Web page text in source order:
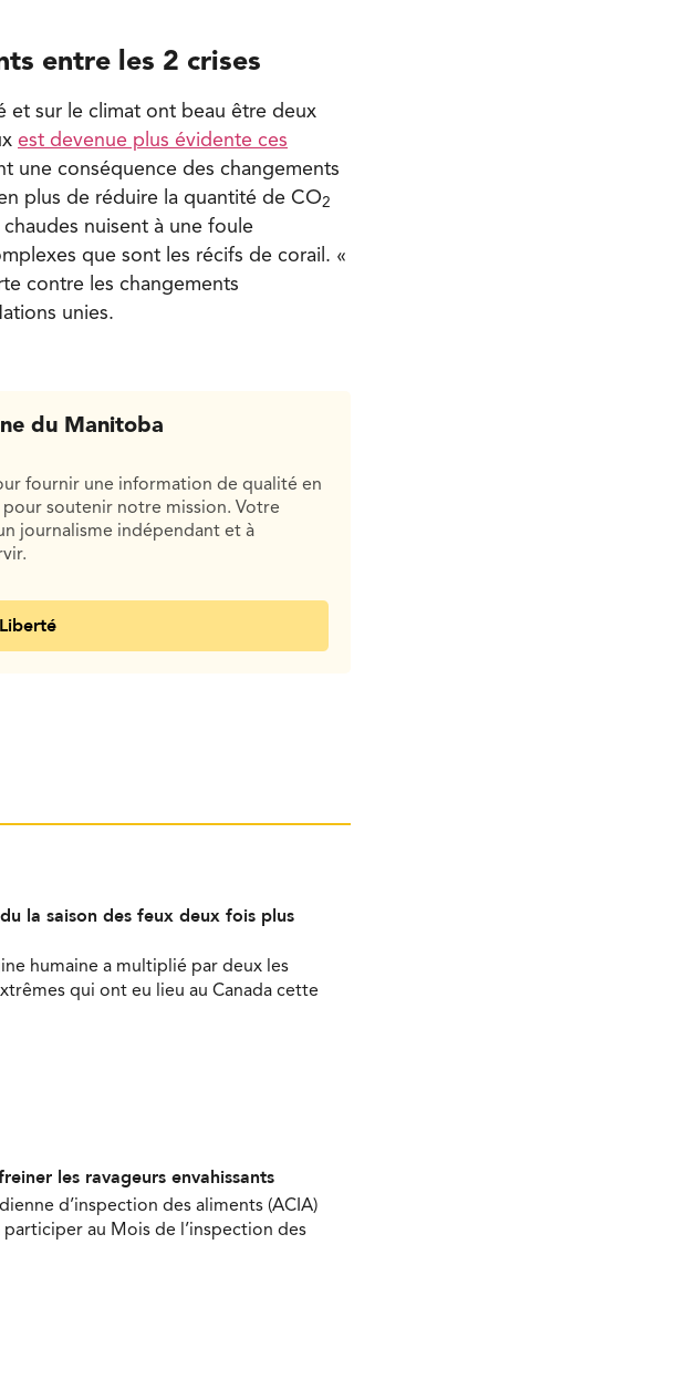
entre les 2 crises
et sur le climat ont beau être deux
est devenue plus évidente ces
une conséquence des changements
plus de réduire la quantité de CO2
nuisent à une foule
que sont les récifs de corail. «
contre les changements
unies.
du Manitoba
fournir une information de qualité en
soutenir notre mission. Votre
journalisme indépendant et à
la saison des feux deux fois plus
humaine a multiplié par deux les
qui ont eu lieu au Canada cette
les ravageurs envahissants
d’inspection des aliments (ACIA)
au Mois de l’inspection des